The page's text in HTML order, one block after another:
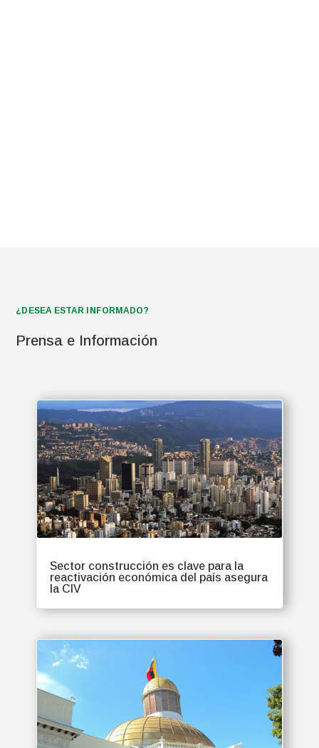
¿DESEA ESTAR INFORMADO?
Prensa e Información
Sector construcción es clave para la
reactivación económica del país asegura
la CIV